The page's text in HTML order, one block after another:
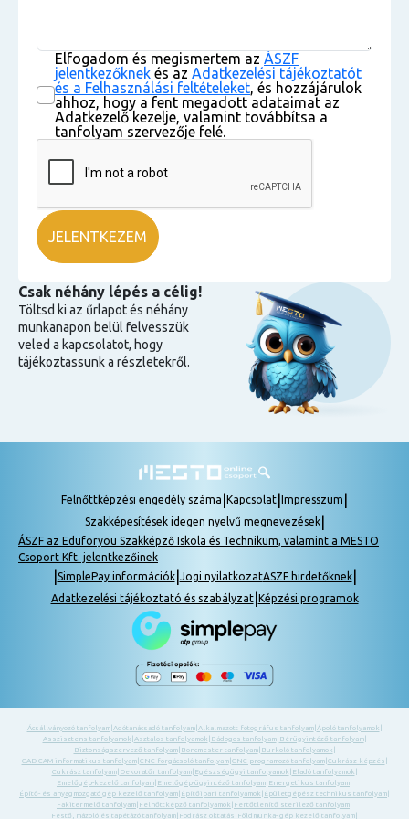
Elfogadom és megismertem az ÁSZF
jelentkezőknek és az Adatkezelési tájékoztatót
és a Felhasználási feltételeket, és hozzájárulok
ahhoz, hogy a fent megadott adataimat az
Adatkezelő kezelje, valamint továbbítsa a
tanfolyam szervezője felé.
Csak néhány lépés a célig!
Töltsd ki az űrlapot és néhány
munkanapon belül felvesszük
veled a kapcsolatot, hogy
tájékoztassunk a részletekről.
Felnőttképzési engedély száma Kapcsolat Impresszum
Szakképesítések idegen nyelvű megnevezések|
ÁSZF az Eduforyou Szakképző Iskola és Technikum, valamint a MESTO
Csoport Kft. jelentkezőinek
SimplePay információk| Jogi nyilatkozatASZF hirdetőknek|
Adatkezelési tájékoztató és szabályzat| Képzési programok
Ácsállványozó tanfolyam| Adótanácsadó tanfolyam| Alkalmazott fotográfus tanfolyam| Ápoló tanfolyamok
Asszisztens tanfolyamok Asztalos tanfolyamok Bádogos tanfolyam| Bérügyintéző tanfolyam|
Biztonságszervező tanfolyam| Boncmester tanfolyam| Burkoló tanfolyamok
CAD-CAM informatikus tanfolyam| CNC forgácsoló tanfolyam| CNC programozó tanfolyam| Cukrász képzés
Cukrász tanfolyam| Dekoratőr tanfolyam| Egészségügyi tanfolyamok Eladó tanfolyamok
Emelőgép-kezelő tanfolyam Emelőgép-ügyintéző tanfolyam Energetikus tanfolyam
Építő- és anyagmozgató gép kezelő tanfolyam Építőipari tanfolyamok Épületgépész technikus tanfolyam
Fakitermelő tanfolyam Felnőttképző tanfolyamok Fertőtlenítő sterilező tanfolyam
Festő, mázoló és tapétázó tanfolyam Fodrász oktatás Földmunka- gép kezelő tanfolyam